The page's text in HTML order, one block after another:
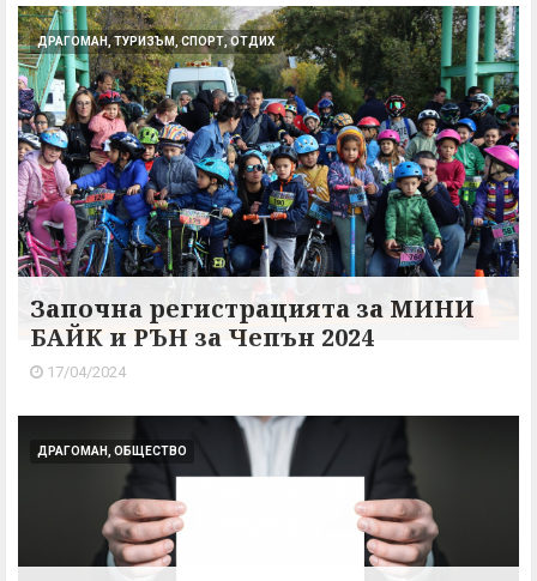
ДРАГОМАН, ТУРИЗЪМ, СПОРТ, ОТДИХ
Започна регистрацията за МИНИ
БАЙК и РЪН за Чепън 2024
17/04/2024
ДРАГОМАН, ОБЩЕСТВО